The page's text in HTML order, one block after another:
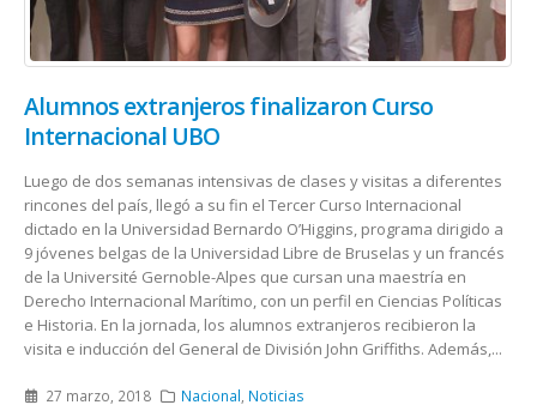
Alumnos extranjeros finalizaron Curso
Internacional UBO
Luego de dos semanas intensivas de clases y visitas a diferentes
rincones del país, llegó a su fin el Tercer Curso Internacional
dictado en la Universidad Bernardo O’Higgins, programa dirigido a
9 jóvenes belgas de la Universidad Libre de Bruselas y un francés
de la Université Gernoble-Alpes que cursan una maestría en
Derecho Internacional Marítimo, con un perfil en Ciencias Políticas
e Historia. En la jornada, los alumnos extranjeros recibieron la
visita e inducción del General de División John Griffiths. Además,...
27 marzo, 2018 Nacional Noticias